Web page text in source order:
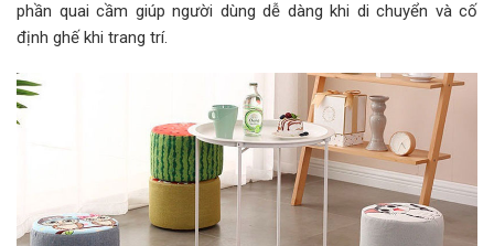
phần quai cầm giúp người dùng dễ dàng khi di chuyển và cố
định ghế khi trang trí.